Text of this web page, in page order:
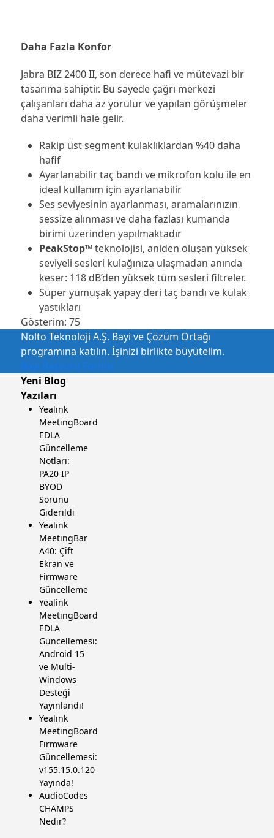
Daha Fazla Konfor
Jabra BIZ 2400 II, son derece hafi ve mütevazi bir
tasarıma sahiptir. Bu sayede çağrı merkezi
çalışanları daha az yorulur ve yapılan görüşmeler
daha verimli hale gelir.
Rakip üst segment kulaklıklardan %40 daha
hafif
Ayarlanabilir taç bandı ve mikrofon kolu ile en
ideal kullanım için ayarlanabilir
Ses seviyesinin ayarlanması, aramalarınızın
sessize alınması ve daha fazlası kumanda
birimi üzerinden yapılmaktadır
PeakStop™teknolojisi, aniden oluşan yüksek
seviyeli sesleri kulağınıza ulaşmadan anında
keser: 118 dB’den yüksek tüm sesleri filtreler.
Süper yumuşak yapay deri taç bandı ve kulak
yastıkları
Gösterim: 75
Nolto Teknoloji A.Ş. Bayi ve Çözüm Ortağı
programına katılın. İşinizi birlikte büyütelim.
Bayi Başvuru Formu
Yeni Blog
Yazıları
Yealink
MeetingBoard
EDLA
Güncelleme
Notları:
PA20 IP
BYOD
Sorunu
Giderildi
Yealink
MeetingBar
A40: Çift
Ekran ve
Firmware
Güncelleme
Yealink
MeetingBoard
EDLA
Güncellemesi:
Android 15
ve Multi-
Windows
Desteği
Yayınlandı!
Yealink
MeetingBoard
Firmware
Güncellemesi:
v155.15.0.120
Yayında!
AudioCodes
CHAMPS
Nedir?